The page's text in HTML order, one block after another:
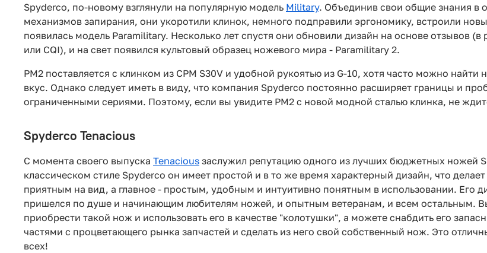
Spyderco, по-новому взглянули на популярную модель Military. Объединив свои общие знания в
механизмов запирания, они укоротили клинок, немного подправили эргономику, встроили
появилась модель Paramilitary. Несколько лет спустя они обновили дизайн на основе отзывов
или CQI), и на свет появился культовый образец ножевого мира - Paramilitary 2.
PM2 поставляется с клинком из CPM S30V и удобной рукоятью из G-10, хотя часто можно
вкус. Однако следует иметь в виду, что компания Spyderco постоянно расширяет границы и
ограниченными сериями. Поэтому, если вы увидите PM2 с новой модной сталью клинка, не
Spyderco Tenacious
С момента своего выпуска Tenacious заслужил репутацию одного из лучших бюджетных ножей
классическом стиле Spyderco он имеет простой и в то же время характерный дизайн, что делает
приятным на вид, а главное - простым, удобным и интуитивно понятным в использовании. Его
пришелся по душе и начинающим любителям ножей, и опытным ветеранам, и всем остальным.
приобрести такой нож и использовать его в качестве "колотушки", а можете снабдить его
частями с процветающего рынка запчастей и сделать из него свой собственный нож. Это
всех!